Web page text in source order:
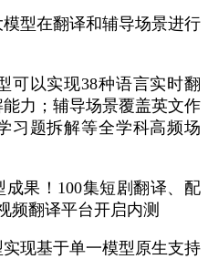
型在翻译和辅导场景进行
可以实现38种语言实时翻
力；辅导场景覆盖英文作
习题拆解等全学科高频场
现基于单一模型原生支持